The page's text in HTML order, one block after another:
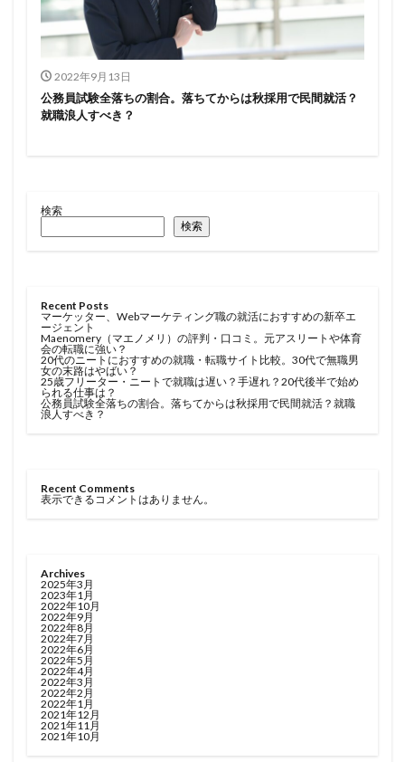
2022年9月13日
公務員試験全落ちの割合。落ちてからは秋採用で民間就活？
就職浪人すべき？
検索
検索
Recent Posts
マーケッター、Webマーケティング職の就活におすすめの新卒エ
ージェント
Maenomery（マエノメリ）の評判・口コミ。元アスリートや体育
会の転職に強い？
20代のニートにおすすめの就職・転職サイト比較。30代で無職男
女の末路はやばい？
25歳フリーター・ニートで就職は遅い？手遅れ？20代後半で始め
られる仕事は？
公務員試験全落ちの割合。落ちてからは秋採用で民間就活？就職
浪人すべき？
Recent Comments
表示できるコメントはありません。
Archives
2025年3月
2023年1月
2022年10月
2022年9月
2022年8月
2022年7月
2022年6月
2022年5月
2022年4月
2022年3月
2022年2月
2022年1月
2021年12月
2021年11月
2021年10月